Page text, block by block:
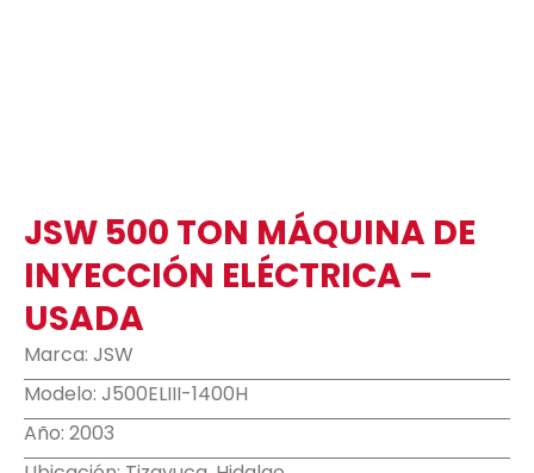
JSW 500 TON MÁQUINA DE
INYECCIÓN ELÉCTRICA –
USADA
Marca: JSW
Modelo: J500ELIII-1400H
Año: 2003